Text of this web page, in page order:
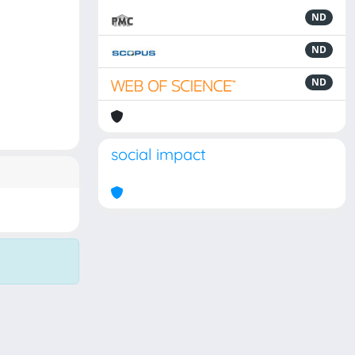
ND
ND
ND
social impact